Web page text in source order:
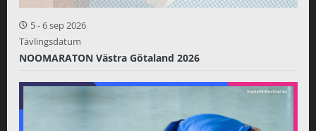
5-6 sep 2026
Tävlingsdatum
NOOMARATON Västra Götaland 2026